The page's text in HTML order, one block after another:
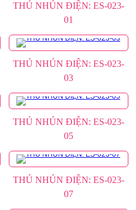
THÚ NHÚN ĐIỆN: ES-023-
01
THÚ NHÚN ĐIỆN: ES-023-
03
THÚ NHÚN ĐIỆN: ES-023-
05
THÚ NHÚN ĐIỆN: ES-023-
07